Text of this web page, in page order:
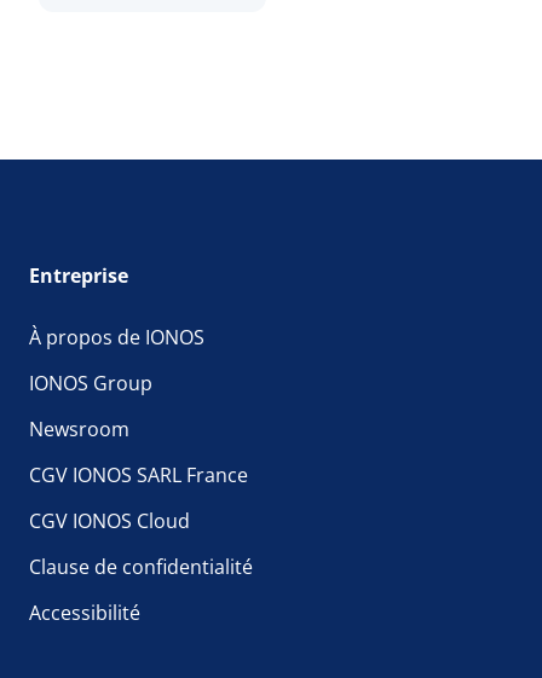
Entreprise
À propos de IONOS
IONOS Group
Newsroom
CGV IONOS SARL France
CGV IONOS Cloud
Clause de confidentialité
Accessibilité